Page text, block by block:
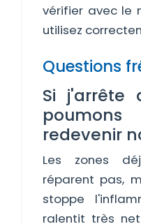
vérifier avec le
utilisez
Questions
Si j'arrête
redevenir
Les zones
réparent pas,
stoppe
ralentit très